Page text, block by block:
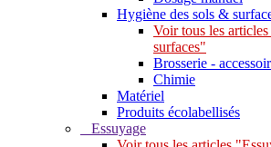
Hygiène des sols &
Voir tous les
surfaces"
Brosserie -
Chimie
Matériel
Produits écolabellisés
Essuyage